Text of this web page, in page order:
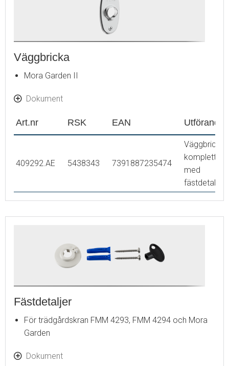
Väggbricka
Mora Garden II
Dokument
Art.nr RSK EAN Utförande
409292.AE 5438343 7391887235474
Väggbricka,
komplett
med
fästdetaljer
Fästdetaljer
För trädgårdskran FMM 4293, FMM 4294 och Mora
Garden
Dokument